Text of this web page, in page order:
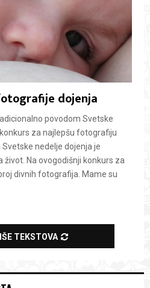
dojenja
povodom Svetske
za najlepšu fotografiju
nedelje dojenja je
život. Na ovogodišnji konkurs za
divnih fotografija. Mame su
TEKSTOVA